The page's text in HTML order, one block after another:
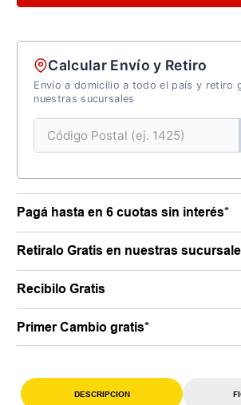
Calcular Envío y Retiro
Envío a domicilio a todo el país y retiro
nuestras sucursales
Pagá hasta en 6 cuotas sin interés*
Retiralo Gratis en nuestras
Recibilo Gratis
Primer Cambio gratis*
DESCRIPCION